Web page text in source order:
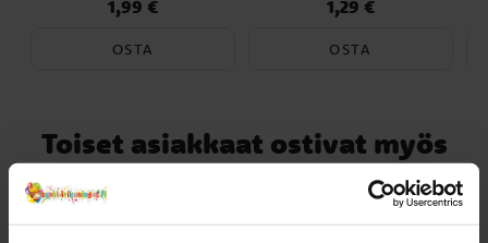
Hinta:1,99 €
1,99 €
OSTA
Hinta:1,29 €
1,29 €
OSTA
Toiset asiakkaat ostivat myös